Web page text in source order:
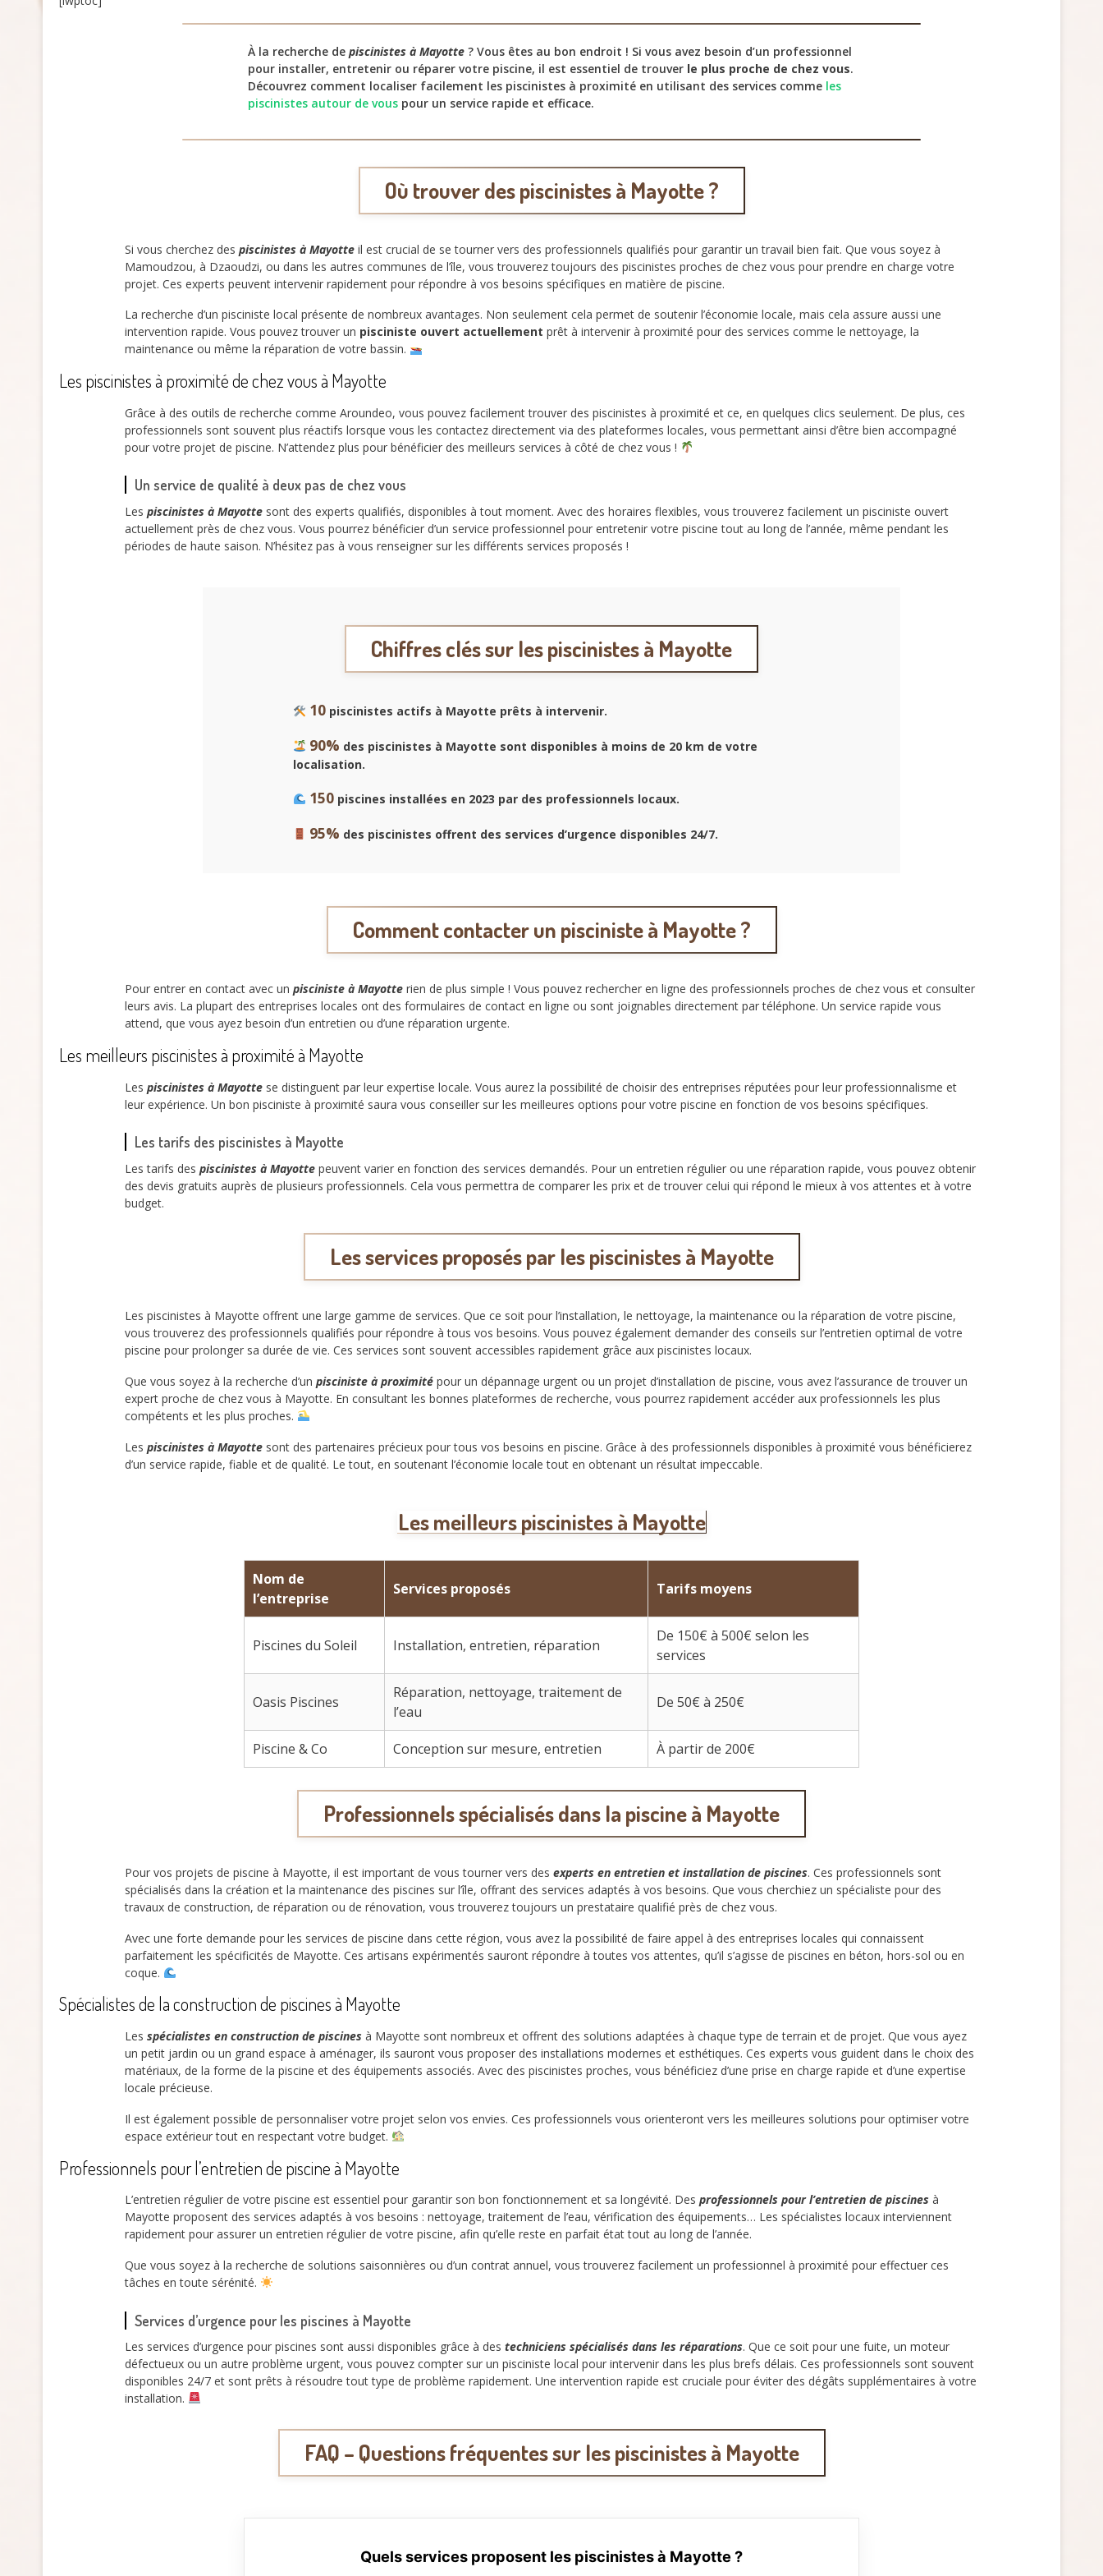
À la recherche de piscinistes à Mayotte ? Vous êtes au bon endroit ! Si vous avez besoin d’un professionnel
pour installer, entretenir ou réparer votre piscine, il est essentiel de trouver le plus proche de chez vous.
Découvrez comment localiser facilement les piscinistes à proximité en utilisant des services comme les
piscinistes autour de vous pour un service rapide et efficace.
Où trouver des piscinistes à Mayotte ?
Si vous cherchez des piscinistes à Mayotte il est crucial de se tourner vers des professionnels qualifiés pour garantir un travail bien fait. Que vous soyez à
Mamoudzou, à Dzaoudzi, ou dans les autres communes de l’île, vous trouverez toujours des piscinistes proches de chez vous pour prendre en charge votre
projet. Ces experts peuvent intervenir rapidement pour répondre à vos besoins spécifiques en matière de piscine.
La recherche d’un pisciniste local présente de nombreux avantages. Non seulement cela permet de soutenir l’économie locale, mais cela assure aussi une
intervention rapide. Vous pouvez trouver un pisciniste ouvert actuellement prêt à intervenir à proximité pour des services comme le nettoyage, la
maintenance ou même la réparation de votre bassin.
Les piscinistes à proximité de chez vous à Mayotte
Grâce à des outils de recherche comme Aroundeo, vous pouvez facilement trouver des piscinistes à proximité et ce, en quelques clics seulement. De plus, ces
professionnels sont souvent plus réactifs lorsque vous les contactez directement via des plateformes locales, vous permettant ainsi d’être bien accompagné
pour votre projet de piscine. N’attendez plus pour bénéficier des meilleurs services à côté de chez vous !
Un service de qualité à deux pas de chez vous
Les piscinistes à Mayotte sont des experts qualifiés, disponibles à tout moment. Avec des horaires flexibles, vous trouverez facilement un pisciniste ouvert
actuellement près de chez vous. Vous pourrez bénéficier d’un service professionnel pour entretenir votre piscine tout au long de l’année, même pendant les
périodes de haute saison. N’hésitez pas à vous renseigner sur les différents services proposés !
Chiffres clés sur les piscinistes à Mayotte
10piscinistes actifs à Mayotte prêts à intervenir.
90% des piscinistes à Mayotte sont disponibles à moins de 20 km de votre
localisation.
150piscines installées en 2023 par des professionnels locaux.
95% des piscinistes offrent des services d’urgence disponibles 24/7.
Comment contacter un pisciniste à Mayotte ?
Pour entrer en contact avec un pisciniste à Mayotte rien de plus simple ! Vous pouvez rechercher en ligne des professionnels proches de chez vous et consulter
leurs avis. La plupart des entreprises locales ont des formulaires de contact en ligne ou sont joignables directement par téléphone. Un service rapide vous
attend, que vous ayez besoin d’un entretien ou d’une réparation urgente.
Les meilleurs piscinistes à proximité à Mayotte
Les piscinistes à Mayotte se distinguent par leur expertise locale. Vous aurez la possibilité de choisir des entreprises réputées pour leur professionnalisme et
leur expérience. Un bon pisciniste à proximité saura vous conseiller sur les meilleures options pour votre piscine en fonction de vos besoins spécifiques.
Les tarifs des piscinistes à Mayotte
Les tarifs des piscinistes à Mayotte peuvent varier en fonction des services demandés. Pour un entretien régulier ou une réparation rapide, vous pouvez obtenir
des devis gratuits auprès de plusieurs professionnels. Cela vous permettra de comparer les prix et de trouver celui qui répond le mieux à vos attentes et à votre
budget.
Les services proposés par les piscinistes à Mayotte
Les piscinistes à Mayotte offrent une large gamme de services. Que ce soit pour l’installation, le nettoyage, la maintenance ou la réparation de votre piscine,
vous trouverez des professionnels qualifiés pour répondre à tous vos besoins. Vous pouvez également demander des conseils sur l’entretien optimal de votre
piscine pour prolonger sa durée de vie. Ces services sont souvent accessibles rapidement grâce aux piscinistes locaux.
Que vous soyez à la recherche d’un pisciniste à proximité pour un dépannage urgent ou un projet d’installation de piscine, vous avez l’assurance de trouver un
expert proche de chez vous à Mayotte. En consultant les bonnes plateformes de recherche, vous pourrez rapidement accéder aux professionnels les plus
compétents et les plus proches.
Les piscinistes à Mayotte sont des partenaires précieux pour tous vos besoins en piscine. Grâce à des professionnels disponibles à proximité vous bénéficierez
d’un service rapide, fiable et de qualité. Le tout, en soutenant l’économie locale tout en obtenant un résultat impeccable.
Les meilleurs piscinistes à Mayotte
Nom de
l’entreprise
Services proposés Tarifs moyens
Piscines du Soleil Installation, entretien, réparation
De 150€ à 500€ selon les
services
Oasis Piscines
Réparation, nettoyage, traitement de
l’eau
De 50€ à 250€
Piscine & Co Conception sur mesure, entretien À partir de 200€
Professionnels spécialisés dans la piscine à Mayotte
Pour vos projets de piscine à Mayotte, il est important de vous tourner vers des experts en entretien et installation de piscines. Ces professionnels sont
spécialisés dans la création et la maintenance des piscines sur l’île, offrant des services adaptés à vos besoins. Que vous cherchiez un spécialiste pour des
travaux de construction, de réparation ou de rénovation, vous trouverez toujours un prestataire qualifié près de chez vous.
Avec une forte demande pour les services de piscine dans cette région, vous avez la possibilité de faire appel à des entreprises locales qui connaissent
parfaitement les spécificités de Mayotte. Ces artisans expérimentés sauront répondre à toutes vos attentes, qu’il s’agisse de piscines en béton, hors-sol ou en
coque.
Spécialistes de la construction de piscines à Mayotte
Les spécialistes en construction de piscines à Mayotte sont nombreux et offrent des solutions adaptées à chaque type de terrain et de projet. Que vous ayez
un petit jardin ou un grand espace à aménager, ils sauront vous proposer des installations modernes et esthétiques. Ces experts vous guident dans le choix des
matériaux, de la forme de la piscine et des équipements associés. Avec des piscinistes proches, vous bénéficiez d’une prise en charge rapide et d’une expertise
locale précieuse.
Il est également possible de personnaliser votre projet selon vos envies. Ces professionnels vous orienteront vers les meilleures solutions pour optimiser votre
espace extérieur tout en respectant votre budget.
Professionnels pour l’entretien de piscine à Mayotte
L’entretien régulier de votre piscine est essentiel pour garantir son bon fonctionnement et sa longévité. Des professionnels pour l’entretien de piscines à
Mayotte proposent des services adaptés à vos besoins : nettoyage, traitement de l’eau, vérification des équipements… Les spécialistes locaux interviennent
rapidement pour assurer un entretien régulier de votre piscine, afin qu’elle reste en parfait état tout au long de l’année.
Que vous soyez à la recherche de solutions saisonnières ou d’un contrat annuel, vous trouverez facilement un professionnel à proximité pour effectuer ces
tâches en toute sérénité.
Services d’urgence pour les piscines à Mayotte
Les services d’urgence pour piscines sont aussi disponibles grâce à des techniciens spécialisés dans les réparations. Que ce soit pour une fuite, un moteur
défectueux ou un autre problème urgent, vous pouvez compter sur un pisciniste local pour intervenir dans les plus brefs délais. Ces professionnels sont souvent
disponibles 24/7 et sont prêts à résoudre tout type de problème rapidement. Une intervention rapide est cruciale pour éviter des dégâts supplémentaires à votre
installation.
FAQ – Questions fréquentes sur les piscinistes à Mayotte
Quels services proposent les piscinistes à Mayotte ?